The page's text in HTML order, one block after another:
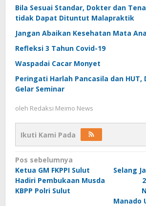
Bila Sesuai Standar, Dokter dan
tidak Dapat Dituntut Malapraktik
Jangan Abaikan Kesehatan Mata
Refleksi 3 Tahun Covid-19
Waspadai Cacar Monyet
Peringati Harlah Pancasila dan HUT,
Gelar Seminar
oleh Redaksi Meimo News
Ikuti Kami Pada
Navigasi
pos
Pos sebelumnya
Ketua GM FKPPI Sulut
Hadiri Pembukaan Musda
KBPP Polri Sulut
Selang
Manado